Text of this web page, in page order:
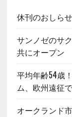
休刊のおしらせ
サンノゼのサ
共にオープン
平均年齢54歳
ム、欧州遠征
オークランド